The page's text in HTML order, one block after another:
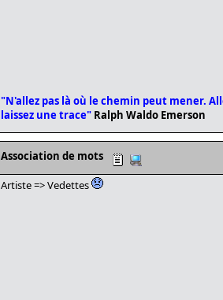
"N'allez pas là où le chemin peut mener.
laissez une trace" Ralph Waldo Emerson
Association de mots
Artiste => Vedettes